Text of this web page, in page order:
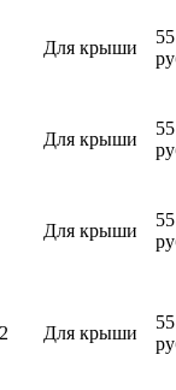
Для крыши
Для крыши
Для крыши
Для крыши